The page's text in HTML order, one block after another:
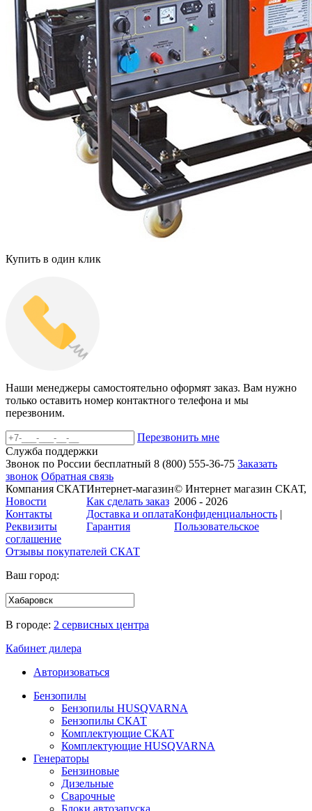
Купить в один клик
Наши менеджеры самостоятельно оформят заказ. Вам нужно
только оставить номер контактного телефона и мы
перезвоним.
Перезвонить мне
Служба поддержки
Звонок по России бесплатный 8 (800) 555-36-75 Заказать
звонок Обратная связь
Компания СКАТ
Новости
Контакты
Реквизиты
Интернет-магазин
Как сделать заказ
Доставка и оплата
Гарантия
© Интернет магазин СКАТ,
2006 - 2026
Конфиденциальность |
Пользовательское
соглашение
Отзывы покупателей СКАТ
Ваш город:
В городе: 2 сервисных центра
Кабинет дилера
Авторизоваться
Бензопилы
Бензопилы HUSQVARNA
Бензопилы СКАТ
Комплектующие СКАТ
Комплектующие HUSQVARNA
Генераторы
Бензиновые
Дизельные
Сварочные
Блоки автозапуска